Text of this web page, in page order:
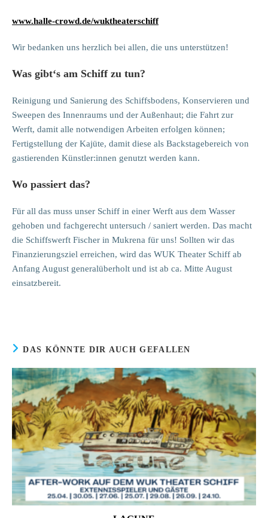
www.halle-crowd.de/wuktheaterschiff
Wir bedanken uns herzlich bei allen, die uns unterstützen!
Was gibt‘s am Schiff zu tun?
Reinigung und Sanierung des Schiffsbodens, Konservieren und
Sweepen des Innenraums und der Außenhaut; die Fahrt zur
Werft, damit alle notwendigen Arbeiten erfolgen können;
Fertigstellung der Kajüte, damit diese als Backstagebereich von
gastierenden Künstler:innen genutzt werden kann.
Wo passiert das?
Für all das muss unser Schiff in einer Werft aus dem Wasser
gehoben und fachgerecht untersuch / saniert werden. Das macht
die Schiffswerft Fischer in Mukrena für uns! Sollten wir das
Finanzierungsziel erreichen, wird das WUK Theater Schiff ab
Anfang August generalüberholt und ist ab ca. Mitte August
einsatzbereit.
DAS KÖNNTE DIR AUCH GEFALLEN